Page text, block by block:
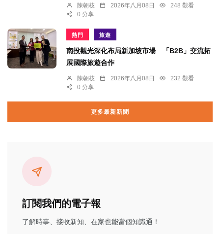
陳朝枝 2026年八月08日
248 觀看
0 分享
熱門 旅遊
南投觀光深化布局新加坡市場 「B2B」交流拓
展國際旅遊合作
陳朝枝 2026年八月08日
232 觀看
0 分享
更多最新新聞
訂閱我們的電子報
了解時事、接收新知、在家也能當個知識通！